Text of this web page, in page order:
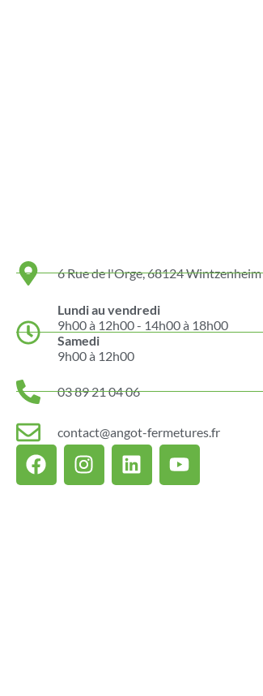
6 Rue de l'Orge, 68124 Wintzenheim
Lundi au vendredi
9h00 à 12h00 - 14h00 à 18h00
Samedi
9h00 à 12h00
03 89 21 04 06
contact@angot-fermetures.fr